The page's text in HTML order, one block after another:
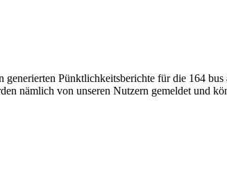
generierten Pünktlichkeitsberichte für die 164
nämlich von unseren Nutzern gemeldet und